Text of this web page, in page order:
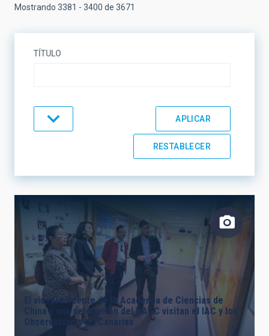
Mostrando 3381 - 3400 de 3671
TÍTULO
LÍNEAS DE INVESTIGACIÓN
LÍNEAS DE INSTRUMENTACIÓN
El vicepresidente de la Academia de Ciencias de
China y una delegación del NAOC visitan el IAC y los
Observatorios de Canarias